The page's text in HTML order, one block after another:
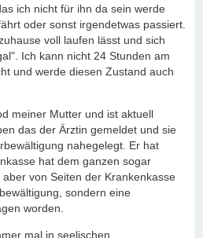
ich nicht für ihn da sein werde
oder sonst irgendetwas passiert.
voll laufen lässt und sich
Ich kann nicht 24 Stunden am
und werde diesen Zustand auch
meiner Mutter und ist aktuell
das der Ärztin gemeldet und sie
nahegelegt. Er hat
hat dem ganzen sogar
von Seiten der Krankenkasse
sondern eine
worden.
mal in seelischen